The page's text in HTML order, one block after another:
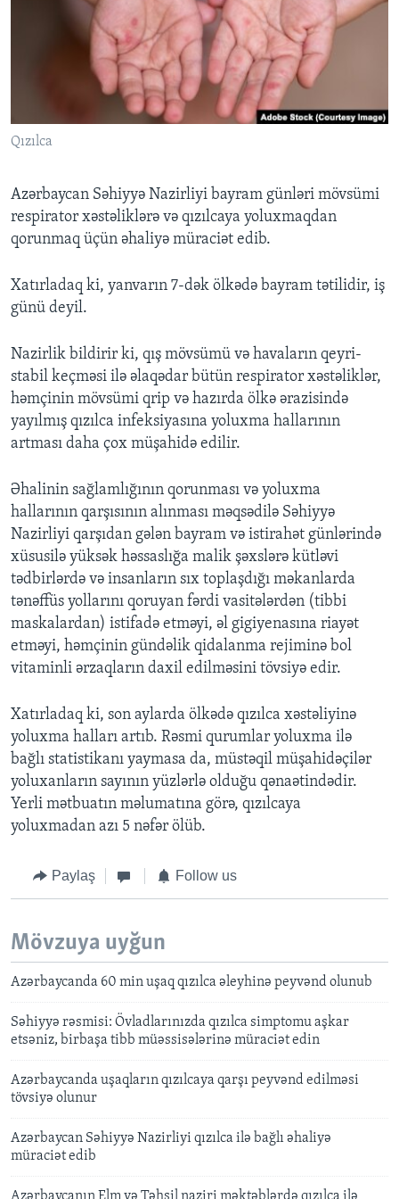
Dillər
Qızılca
Azərbaycan Səhiyyə Nazirliyi bayram günləri mövsümi
respirator xəstəliklərə və qızılcaya yoluxmaqdan
qorunmaq üçün əhaliyə müraciət edib.
Xatırladaq ki, yanvarın 7-dək ölkədə bayram tətilidir, iş
günü deyil.
Nazirlik bildirir ki, qış mövsümü və havaların qeyri-
stabil keçməsi ilə əlaqədar bütün respirator xəstəliklər,
həmçinin mövsümi qrip və hazırda ölkə ərazisində
yayılmış qızılca infeksiyasına yoluxma hallarının
artması daha çox müşahidə edilir.
Əhalinin sağlamlığının qorunması və yoluxma
hallarının qarşısının alınması məqsədilə Səhiyyə
Nazirliyi qarşıdan gələn bayram və istirahət günlərində
xüsusilə yüksək həssaslığa malik şəxslərə kütləvi
tədbirlərdə və insanların sıx toplaşdığı məkanlarda
tənəffüs yollarını qoruyan fərdi vasitələrdən (tibbi
maskalardan) istifadə etməyi, əl gigiyenasına riayət
etməyi, həmçinin gündəlik qidalanma rejiminə bol
vitaminli ərzaqların daxil edilməsini tövsiyə edir.
Xatırladaq ki, son aylarda ölkədə qızılca xəstəliyinə
yoluxma halları artıb. Rəsmi qurumlar yoluxma ilə
bağlı statistikanı yaymasa da, müstəqil müşahidəçilər
yoluxanların sayının yüzlərlə olduğu qənaətindədir.
Yerli mətbuatın məlumatına görə, qızılcaya
yoluxmadan azı 5 nəfər ölüb.
Paylaş Follow us
Mövzuya uyğun
Azərbaycanda 60 min uşaq qızılca əleyhinə peyvənd olunub
Səhiyyə rəsmisi: Övladlarınızda qızılca simptomu aşkar
etsəniz, birbaşa tibb müəssisələrinə müraciət edin
Azərbaycanda uşaqların qızılcaya qarşı peyvənd edilməsi
tövsiyə olunur
Azərbaycan Səhiyyə Nazirliyi qızılca ilə bağlı əhaliyə
müraciət edib